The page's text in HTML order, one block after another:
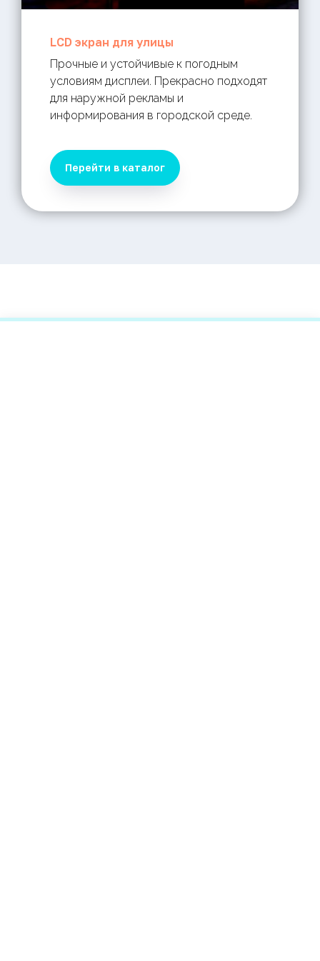
LCD экран для улицы
Прочные и устойчивые к погодным
условиям дисплеи. Прекрасно подходят
для наружной рекламы и
информирования в городской среде.
Перейти в каталог